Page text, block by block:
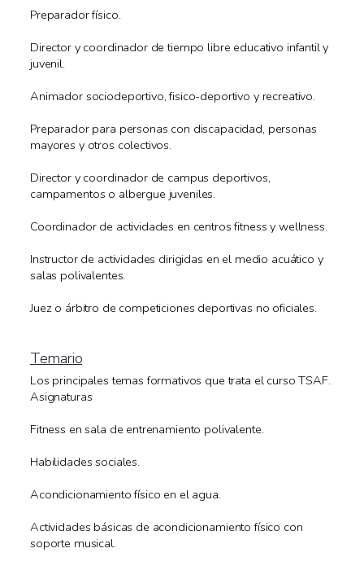
Preparador físico.
Director y coordinador de tiempo libre educativo infantil y
juvenil.
Animador sociodeportivo, fisico-deportivo y recreativo.
Preparador para personas con discapacidad, personas
mayores y otros colectivos.
Director y coordinador de campus deportivos,
campamentos o albergue juveniles.
Coordinador de actividades en centros fitness y wellness.
Instructor de actividades dirigidas en el medio acuático y
salas polivalentes.
Juez o árbitro de competiciones deportivas no oficiales.
Temario
Los principales temas formativos que trata el curso TSAF.
Asignaturas
Fitness en sala de entrenamiento polivalente.
Habilidades sociales.
Acondicionamiento físico en el agua.
Actividades básicas de acondicionamiento físico con
soporte musical.